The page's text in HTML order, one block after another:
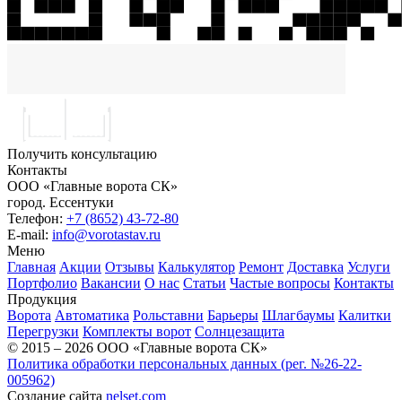
Получить консультацию
Контакты
ООО «Главные ворота СК»
город. Ессентуки
Телефон: +7 (8652) 43-72-80
E-mail: info@vorotastav.ru
Меню
Главная Акции Отзывы Калькулятор Ремонт Доставка Услуги
Портфолио Вакансии О нас Статьи Частые вопросы Контакты
Продукция
Ворота Автоматика Рольставни Барьеры Шлагбаумы Калитки
Перегрузки Комплекты ворот Солнцезащита
© 2015 – 2026 ООО «Главные ворота СК»
Политика обработки персональных данных (рег. №26-22-
005962)
Создание сайта nelset.com